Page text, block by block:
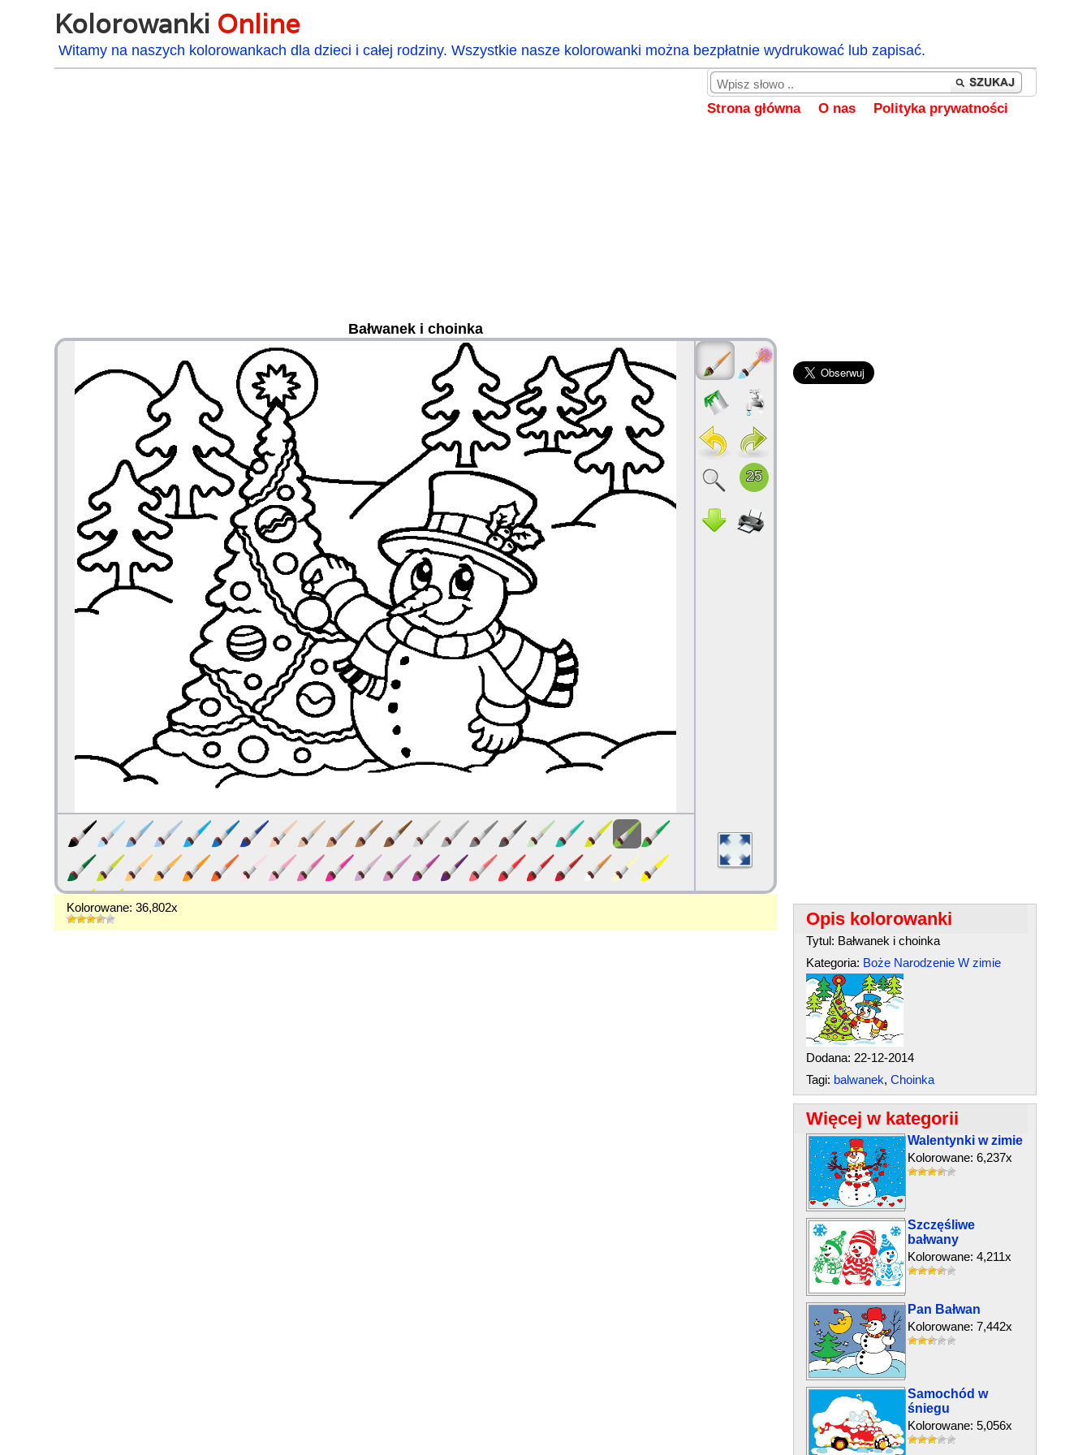
Kolorowanki Online
Witamy na naszych kolorowankach dla dzieci i całej rodziny. Wszystkie nasze kolorowanki można bezpłatnie wydrukować lub zapisać.
Strona główna O nas Polityka prywatności
Bałwanek i choinka
Kolorowane: 36,802x
Opis kolorowanki
Tytul: Bałwanek i choinka
Kategoria: Boże Narodzenie W zimie
Dodana: 22-12-2014
Tagi: balwanek, Choinka
Więcej w kategorii
Walentynki w zimie
Kolorowane: 6,237x
Szczęśliwe
bałwany
Kolorowane: 4,211x
Pan Bałwan
Kolorowane: 7,442x
Samochód w
śniegu
Kolorowane: 5,056x